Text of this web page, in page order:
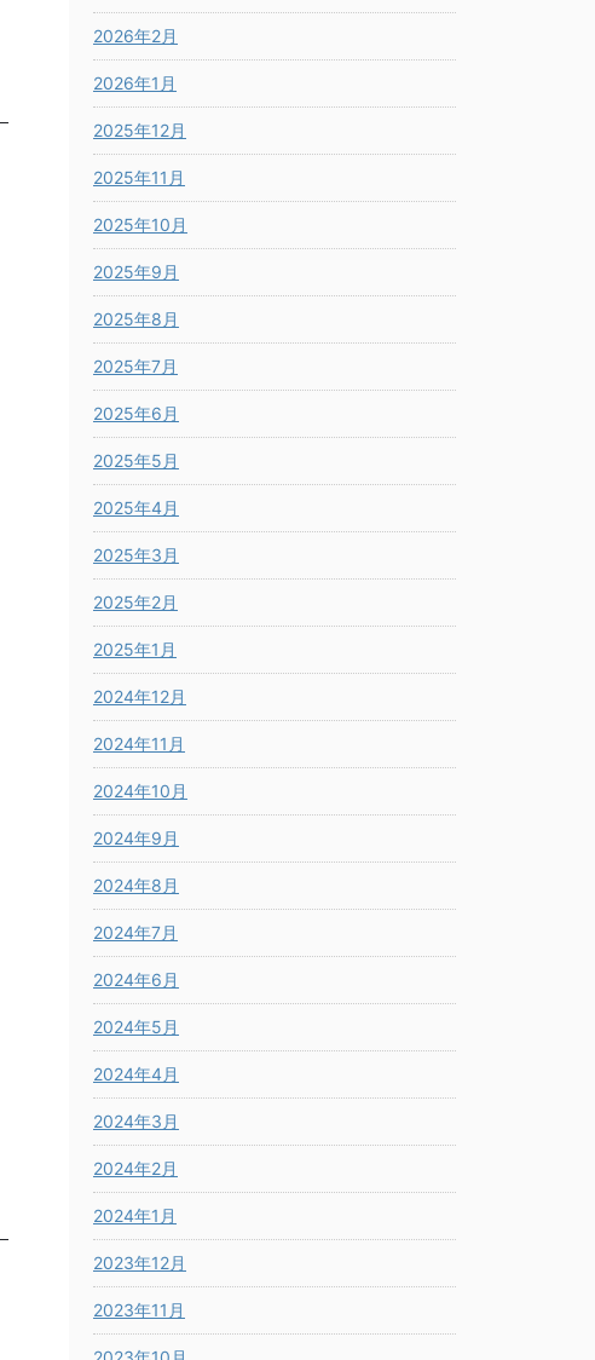
2026年2月
2026年1月
2025年12月
2025年11月
2025年10月
2025年9月
2025年8月
2025年7月
2025年6月
2025年5月
2025年4月
2025年3月
2025年2月
2025年1月
2024年12月
2024年11月
2024年10月
2024年9月
2024年8月
2024年7月
2024年6月
2024年5月
2024年4月
2024年3月
2024年2月
2024年1月
2023年12月
2023年11月